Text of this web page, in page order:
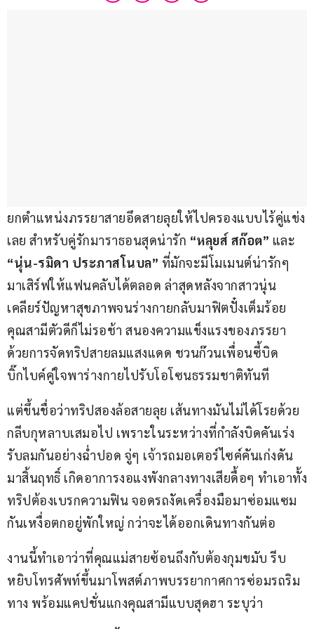
ยกตำแหน่งภรรยาสายอึดสายลุยให้ไปครองแบบไร้คู่แข่ง
เลย สำหรับคู่รักมาราธอนสุดน่ารัก “หลุยส์ สก๊อต” และ
“นุ่น-รมิดา ประภาสโนบล” ที่มักจะมีโมเมนต์น่ารักๆ
มาเสิร์ฟให้แฟนคลับได้ตลอด ล่าสุดหลังจากสาวนุ่น
เคลียร์ปัญหาสุขภาพจนร่างกายกลับมาฟิตปั๋งเต็มร้อย
คุณสามีตัวดีก็ไม่รอช้า สนองความแข็งแรงของภรรยา
ด้วยการจัดทริปสายลมแสงแดด ชวนก๊วนเพื่อนซี้บิด
บิ๊กไบค์คู่ใจพาร่างกายไปรับโอโซนธรรมชาติทันที
แต่ขึ้นชื่อว่าทริปสองล้อสายลุย เส้นทางมันไม่ได้โรยด้วย
กลีบกุหลาบเสมอไป เพราะในระหว่างที่กำลังบิดคันเร่ง
รับลมกันอย่างฉ่ำปอด จู่ๆ เจ้ารถมอเตอร์ไซค์คันเก่งดัน
มาสิ้นฤทธิ์ เกิดอาการงอแงพังกลางทางเสียดื้อๆ ทำเอาทั้ง
ทริปต้องเบรกความฟิน จอดรถงัดเครื่องมือมาซ่อมแซม
กันเหงื่อตกอยู่พักใหญ่ กว่าจะได้ออกเดินทางกันต่อ
งานนี้ทำเอาว่าที่คุณแม่สายซ้อนถึงกับต้องกุมขมับ รีบ
หยิบโทรศัพท์ขึ้นมาโพสต์ภาพบรรยากาศการซ่อมรถริม
ทาง พร้อมแคปชั่นแกงคุณสามีแบบสุดฮา ระบุว่า